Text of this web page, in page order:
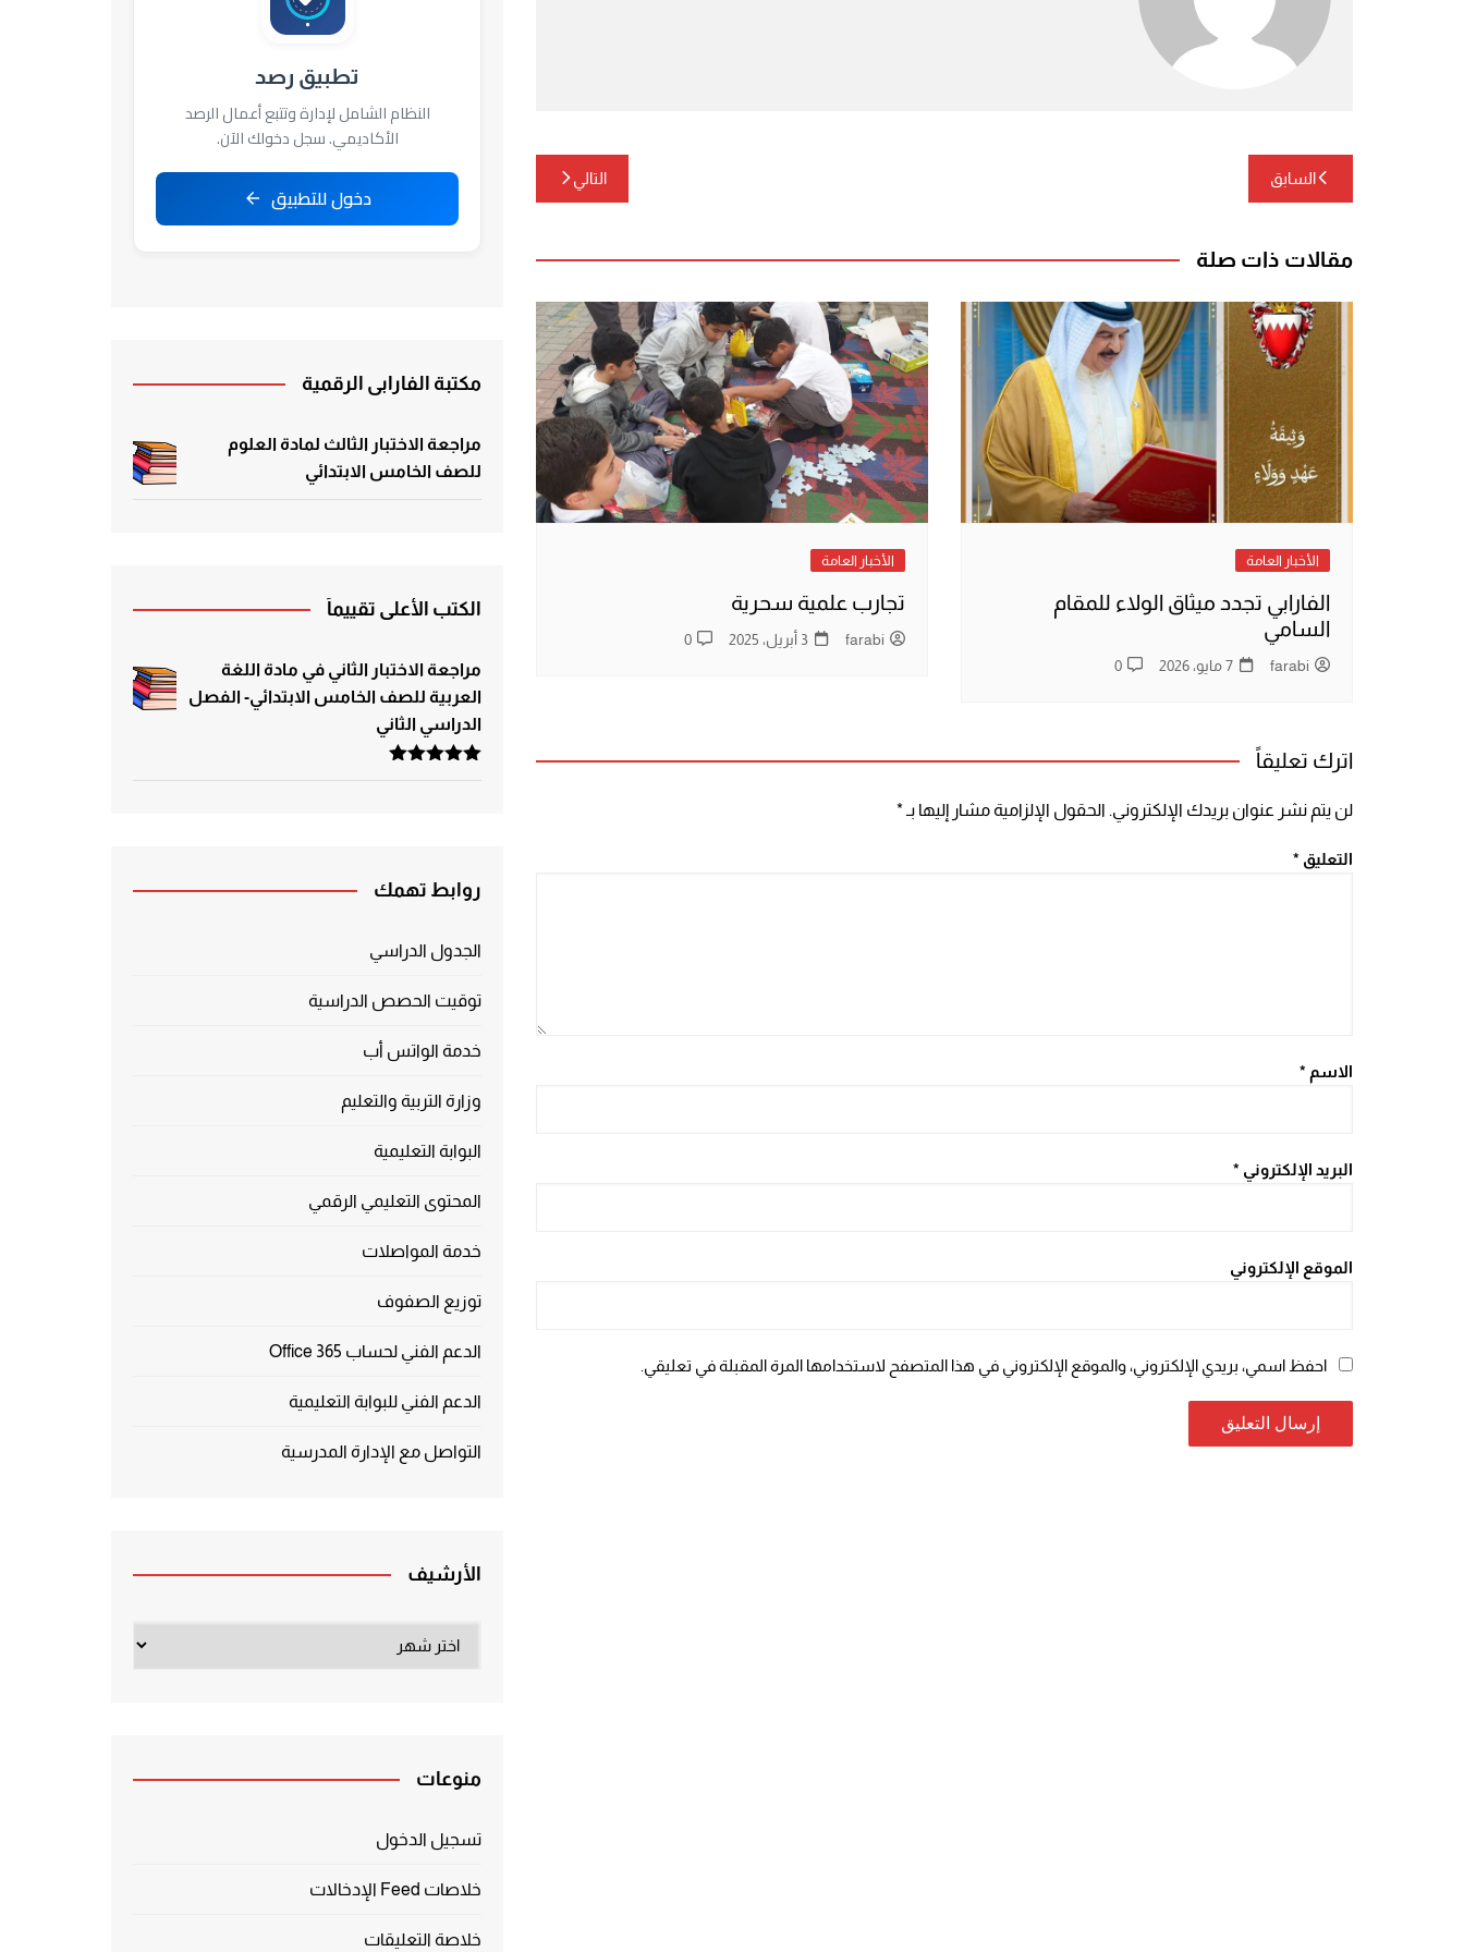
تصفّح
المقالات
السابق التالي
مقالات ذات صلة
الأخبار العامة
الفارابي تجدد ميثاق الولاء للمقام
السامي
farabi 7 مايو، 2026 0
الأخبار العامة
تجارب علمية سحرية
farabi 3 أبريل، 2025 0
اترك تعليقاً
لن يتم نشر عنوان بريدك الإلكتروني. الحقول الإلزامية مشار إليها بـ*
التعليق *
الاسم *
البريد الإلكتروني *
الموقع الإلكتروني
احفظ اسمي، بريدي الإلكتروني، والموقع الإلكتروني في هذا المتصفح لاستخدامها المرة المقبلة في تعليقي.
تطبيق رصد
النظام الشامل لإدارة وتتبع أعمال الرصد
الأكاديمي. سجل دخولك الآن.
دخول للتطبيق
مكتبة الفارابي الرقمية
مراجعة الاختبار الثالث لمادة العلوم
للصف الخامس الابتدائي
الكتب الأعلى تقييماً
مراجعة الاختبار الثاني في مادة اللغة
العربية للصف الخامس الابتدائي- الفصل
الدراسي الثاني
تم التقييم
روابط تهمك
الجدول الدراسي
توقيت الحصص الدراسية
خدمة الواتس أب
وزارة التربية والتعليم
البوابة التعليمية
المحتوى التعليمي الرقمي
خدمة المواصلات
توزيع الصفوف
الدعم الفني لحساب Office 365
الدعم الفني للبوابة التعليمية
التواصل مع الإدارة المدرسية
الأرشيف
منوعات
تسجيل الدخول
خلاصات Feed الإدخالات
خلاصة التعليقات